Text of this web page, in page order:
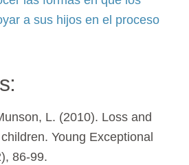
a sus hijos en el proceso
L. (2010). Loss and
Young Exceptional
86-99.